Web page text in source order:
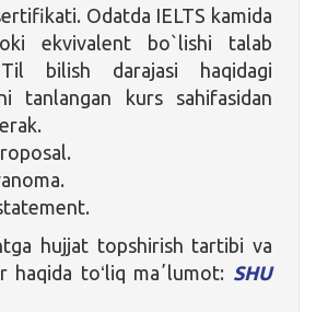
Odatda IELTS kamida
ekvivalent bo`lishi talab
bilish darajasi haqidagi
tanlangan kurs sahifasidan
hujjat topshirish tartibi va
haqida toʻliq maʼlumot: SHU